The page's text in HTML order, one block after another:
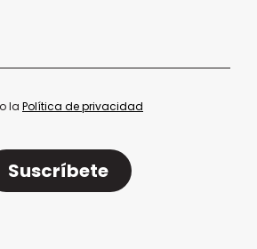
la Política de privacidad
Suscríbete